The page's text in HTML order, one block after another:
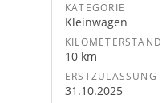
KATEGORIE
Kleinwagen
KILOMETERSTAND
10 km
ERSTZULASSUNG
31.10.2025